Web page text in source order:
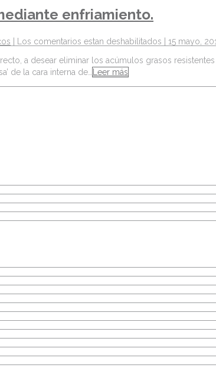
enfriamiento.
Los comentarios estan deshabilitados | 15 mayo,
a desear eliminar los acúmulos grasos
de la cara interna de…
Leer más